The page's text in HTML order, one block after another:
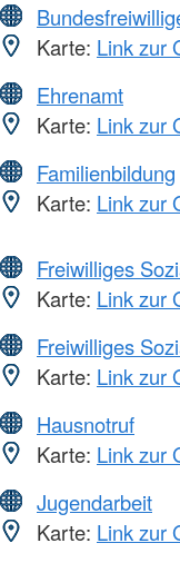
Karte: Link zur
Ehrenamt
Karte: Link zur
Familienbildung
Karte: Link zur
Freiwilliges
Karte: Link zur
Freiwilliges
Karte: Link zur
Hausnotruf
Karte: Link zur
Jugendarbeit
Karte: Link zur